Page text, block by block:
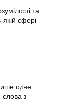
та
якій сфері
одне
слова з